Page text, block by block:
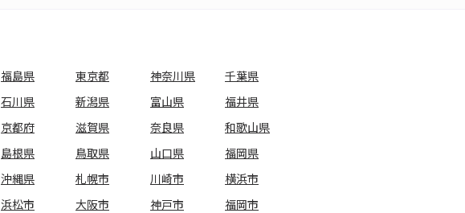
福島県 東京都 神奈川県
千葉県
石川県 新潟県 富山県
福井県
京都府 滋賀県 奈良県
和歌山県
島根県 鳥取県 山口県
福岡県
沖縄県 札幌市 川崎市
横浜市
浜松市 大阪市 神戸市
福岡市